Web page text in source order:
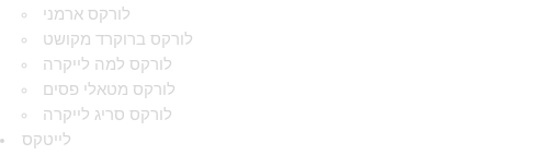
לורקס ארמני
לורקס ברוקרד מקושט
לורקס למה לייקרה
לורקס מטאלי פסים
לורקס סריג לייקרה
לייטקס